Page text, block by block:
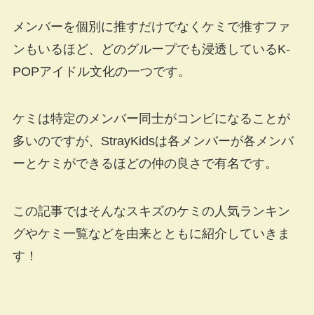
メンバーを個別に推すだけでなくケミで推すファ
ンもいるほど、どのグループでも浸透しているK-
POPアイドル文化の一つです。
ケミは特定のメンバー同士がコンビになることが
多いのですが、StrayKidsは各メンバーが各メンバ
ーとケミができるほどの仲の良さで有名です。
この記事ではそんなスキズのケミの人気ランキン
グやケミ一覧などを由来とともに紹介していきま
す！